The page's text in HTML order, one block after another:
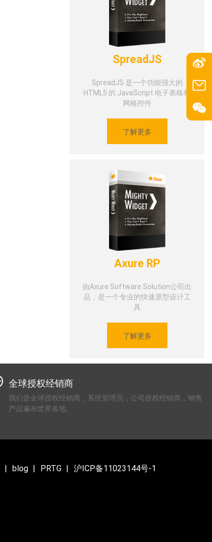
SpreadJS
SpreadJS 是一个功能强大的
HTML5 的 JavaScript 电子表格和
网格控件
了解更多
Axure RP
由Axure Software Solution公司出
品，是一个专业的快速原型设计工
具
了解更多
全球授权经销商
我们是全球授权经销商，系统管理员，公司授权经销商，销售
产品遍布世界各地。
blog PRTG
沪ICP备11023144号-1